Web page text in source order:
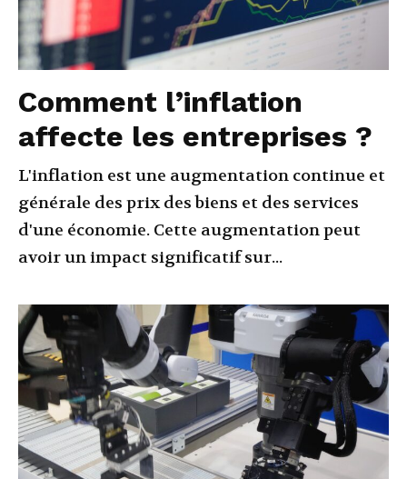
Comment l’inflation
affecte les entreprises ?
L'inflation est une augmentation continue et
générale des prix des biens et des services
d'une économie. Cette augmentation peut
avoir un impact significatif sur...